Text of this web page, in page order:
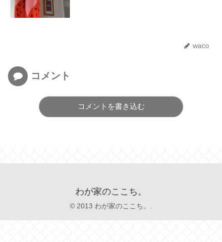
waco
コメント
コメントを書き込む
わが家のここち。
© 2013 わが家のここち。.